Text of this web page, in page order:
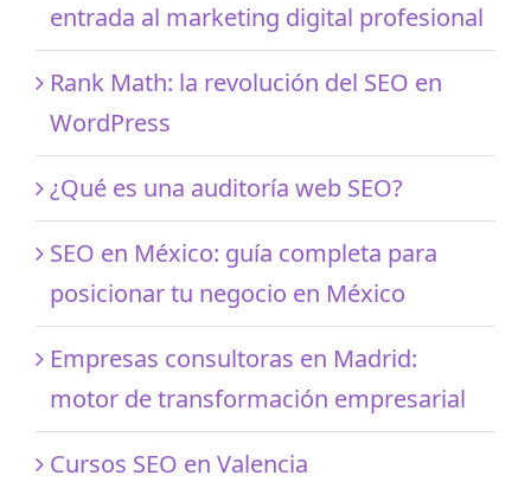
entrada al marketing digital profesional
Rank Math: la revolución del SEO en
WordPress
¿Qué es una auditoría web SEO?
SEO en México: guía completa para
posicionar tu negocio en México
Empresas consultoras en Madrid:
motor de transformación empresarial
Cursos SEO en Valencia